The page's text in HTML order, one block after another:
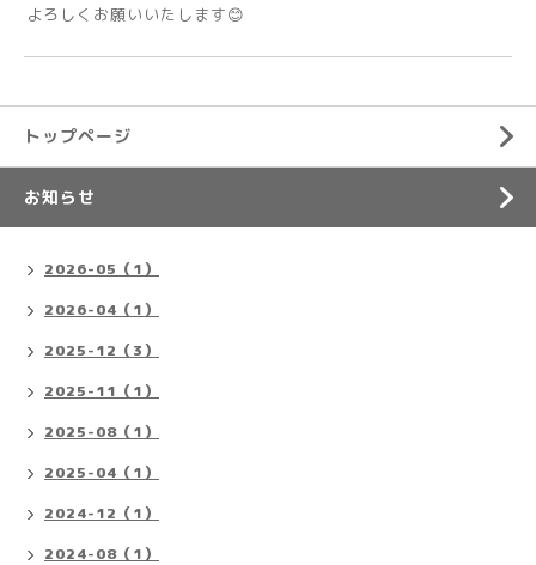
よろしくお願いいたします😊
トップページ
お知らせ
2026-05（1）
2026-04（1）
2025-12（3）
2025-11（1）
2025-08（1）
2025-04（1）
2024-12（1）
2024-08（1）